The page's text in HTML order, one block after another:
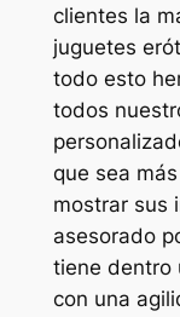
clientes la
juguetes
todo esto
todos
que sea
mostrar sus
asesorado
tiene dentro
con una